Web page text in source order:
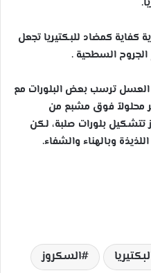
كمضاد للبكتيريا تجعل
السطحية .
العسل ترسب بعض البلورات مع
محلولاً فوق مشبع من
تتشكيل بلورات صلبة، لكن
وبالهناء والشفاء.
السكروز